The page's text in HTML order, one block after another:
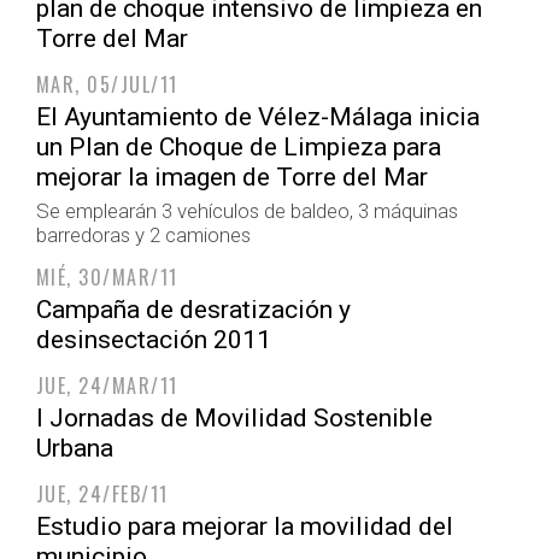
plan de choque intensivo de limpieza en
Torre del Mar
MAR, 05/JUL/11
El Ayuntamiento de Vélez-Málaga inicia
un Plan de Choque de Limpieza para
mejorar la imagen de Torre del Mar
Se emplearán 3 vehículos de baldeo, 3 máquinas
barredoras y 2 camiones
MIÉ, 30/MAR/11
Campaña de desratización y
desinsectación 2011
JUE, 24/MAR/11
I Jornadas de Movilidad Sostenible
Urbana
JUE, 24/FEB/11
Estudio para mejorar la movilidad del